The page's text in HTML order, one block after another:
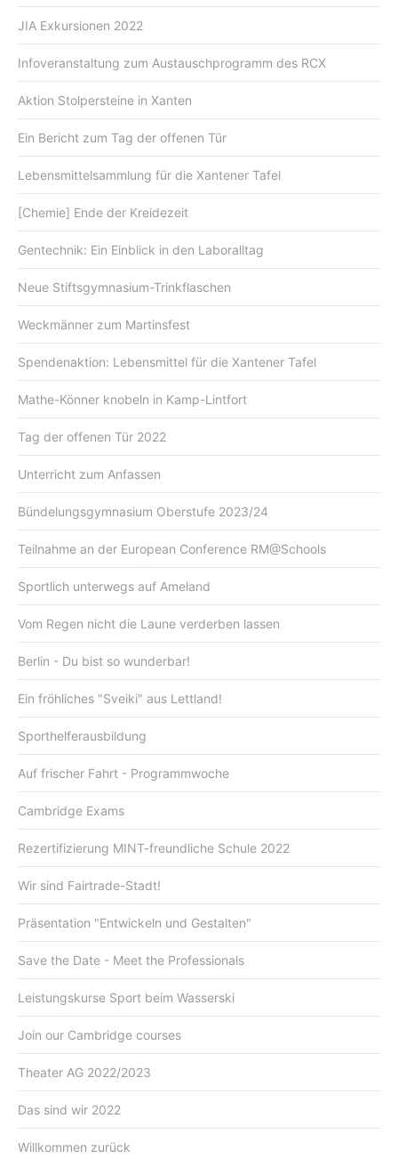
JIA Exkursionen 2022
Infoveranstaltung zum Austauschprogramm des RCX
Aktion Stolpersteine in Xanten
Ein Bericht zum Tag der offenen Tür
Lebensmittelsammlung für die Xantener Tafel
[Chemie] Ende der Kreidezeit
Gentechnik: Ein Einblick in den Laboralltag
Neue Stiftsgymnasium-Trinkflaschen
Weckmänner zum Martinsfest
Spendenaktion: Lebensmittel für die Xantener Tafel
Mathe-Könner knobeln in Kamp-Lintfort
Tag der offenen Tür 2022
Unterricht zum Anfassen
Bündelungsgymnasium Oberstufe 2023/24
Teilnahme an der European Conference RM@Schools
Sportlich unterwegs auf Ameland
Vom Regen nicht die Laune verderben lassen
Berlin - Du bist so wunderbar!
Ein fröhliches "Sveiki" aus Lettland!
Sporthelferausbildung
Auf frischer Fahrt - Programmwoche
Cambridge Exams
Rezertifizierung MINT-freundliche Schule 2022
Wir sind Fairtrade-Stadt!
Präsentation "Entwickeln und Gestalten"
Save the Date - Meet the Professionals
Leistungskurse Sport beim Wasserski
Join our Cambridge courses
Theater AG 2022/2023
Das sind wir 2022
Willkommen zurück